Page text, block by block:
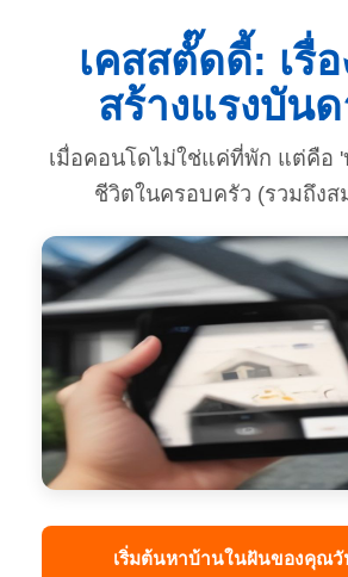
เคสสตั๊ดดี้: เรื่
สร้างแรงบัน
เมื่อคอนโดไม่ใช่แค่ที่พัก แต่คือ
ชีวิตในครอบครัว (รวมถึงส
เริ่มต้นหาบ้านในฝันของคุณวั